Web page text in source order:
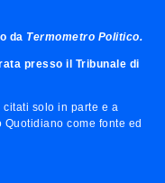
da Termometro Politico.
presso il Tribunale di
citati solo in parte e a
come fonte ed